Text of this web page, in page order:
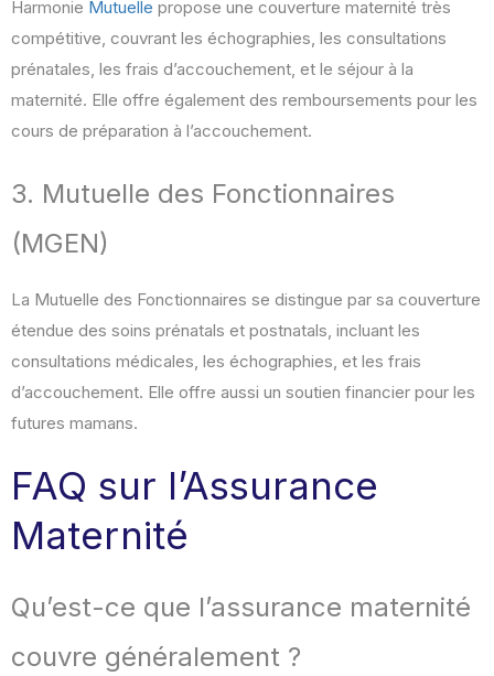
Harmonie Mutuelle propose une couverture maternité très
compétitive, couvrant les échographies, les consultations
prénatales, les frais d’accouchement, et le séjour à la
maternité. Elle offre également des remboursements pour les
cours de préparation à l’accouchement.
3. Mutuelle des Fonctionnaires
(MGEN)
La Mutuelle des Fonctionnaires se distingue par sa couverture
étendue des soins prénatals et postnatals, incluant les
consultations médicales, les échographies, et les frais
d’accouchement. Elle offre aussi un soutien financier pour les
futures mamans.
FAQ sur l’Assurance
Maternité
Qu’est-ce que l’assurance maternité
couvre généralement ?